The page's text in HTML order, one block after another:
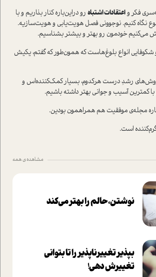
فکر واعتقادات اشتباه رو دراین‌باره کنار بذاریم و با
نگاه کنیم. نوجوونی فصل هویت‌یابی و هویت‌سازیه.
می‌کنیم خودمون رو بهتر و بیشتر بشناسیم.
انواع بلوغ‌هاست که همون‌طور که گفتم، یکیش
رشدِ درست هرکدوم، بسیار کمک‌کننده‌اس و
کمترین آسیب و جوانی بهتر داشته باشیم.
مجله‌ی موفقیت هم همراهمون بودین.
است.
مشاهده ی همه
نوشتن، حالم را بهتر می‌کند
بپذير تغييرناپذير را تا بتواني
تغييرش دهي!‏